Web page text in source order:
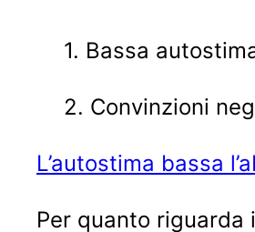
1. Bassa
2. Convinzioni
L’autostima bassa
Per quanto riguarda